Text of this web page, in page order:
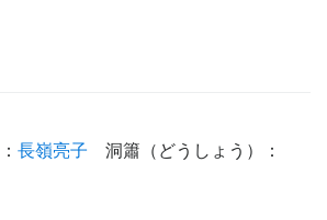
： 長嶺亮子 洞簫（どうしょう）
：